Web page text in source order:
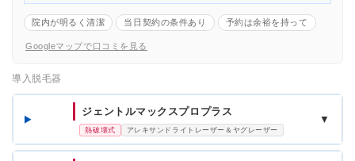
院内が明るく清潔 当日契約の条件あり 予約は余裕を持って
Googleマップで口コミを見る
導入脱毛器
ジェントルマックスプロプラス
熱破壊式 アレキサンドライトレーザー＆ヤグレーザー
▼